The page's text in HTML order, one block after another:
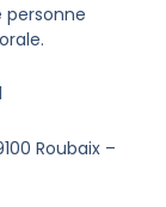
personne
Roubaix –